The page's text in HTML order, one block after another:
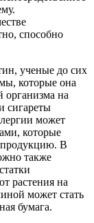
способно
ученые до сих
которые она
организма на
сигареты
может
которые
продукцию. В
также
растения на
может стать
бумага.